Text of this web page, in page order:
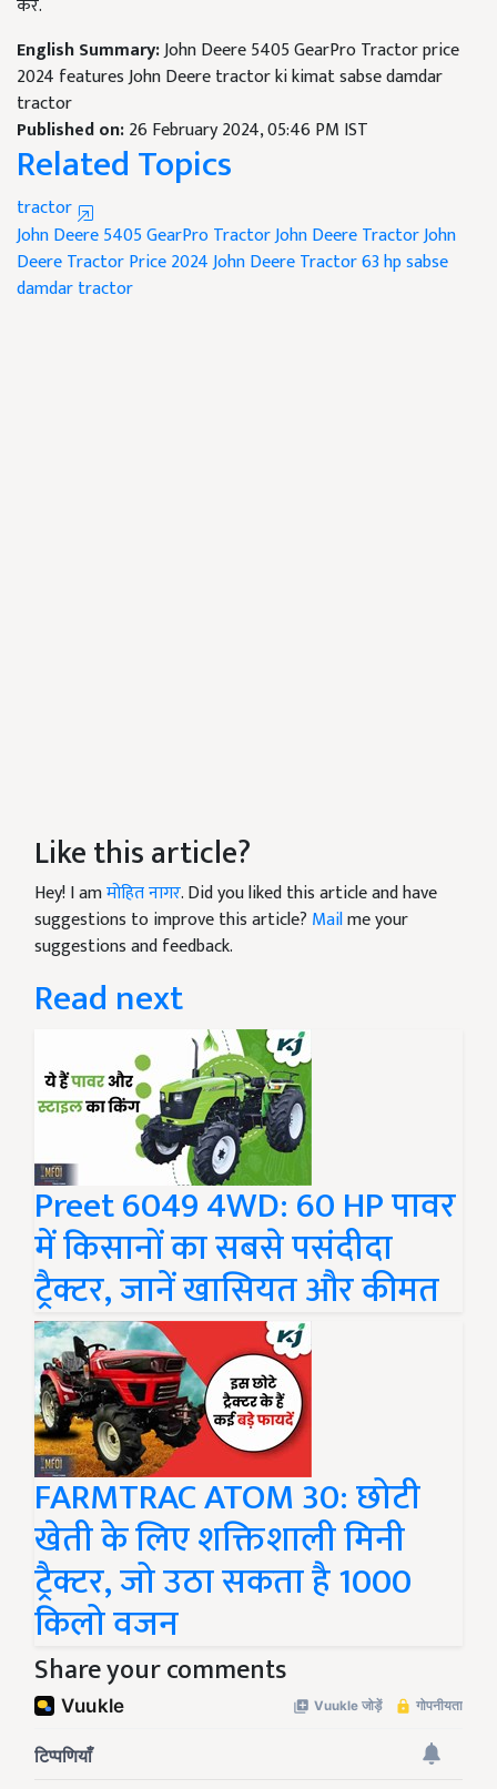
करें.
English Summary:John Deere 5405 GearPro Tractor price
2024 features John Deere tractor ki kimat sabse damdar
tractor
Published on:26 February 2024, 05:46 PM IST
Related Topics
tractor
John Deere 5405 GearPro TractorJohn Deere TractorJohn
Deere Tractor Price 2024John Deere Tractor 63 hpsabse
damdar tractor
Like this article?
Hey! I amमोहित नागर. Did you liked this article and have
suggestions to improve this article? Mailme your
suggestions and feedback.
Read next
Preet 6049 4WD: 60 HP पावर
में किसानों का सबसे पसंदीदा
ट्रैक्टर, जानें खासियत और कीमत
FARMTRAC ATOM 30: छोटी
खेती के लिए शक्तिशाली मिनी
ट्रैक्टर, जो उठा सकता है 1000
किलो वजन
Share your comments